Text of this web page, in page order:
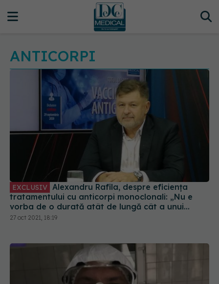
ANTICORPI
EXCLUSIV
tratamentului cu anticorpi monoclonali: „Nu e
vorba de o durată atât de lungă cât a unui
vaccin”
27 oct 2021, 18:19